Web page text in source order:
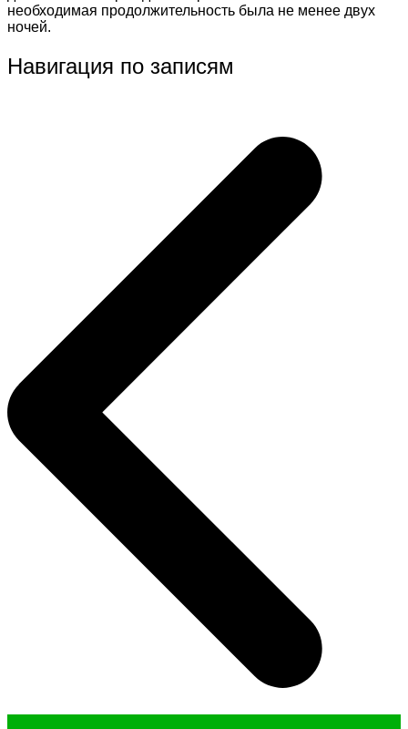
необходимая продолжительность была не менее двух
ночей.
Навигация по записям